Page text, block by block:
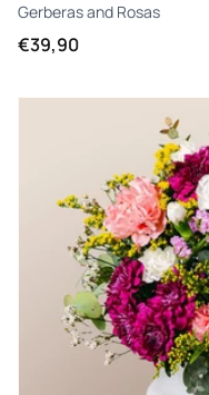
Gerberasand Rosas
€39,90